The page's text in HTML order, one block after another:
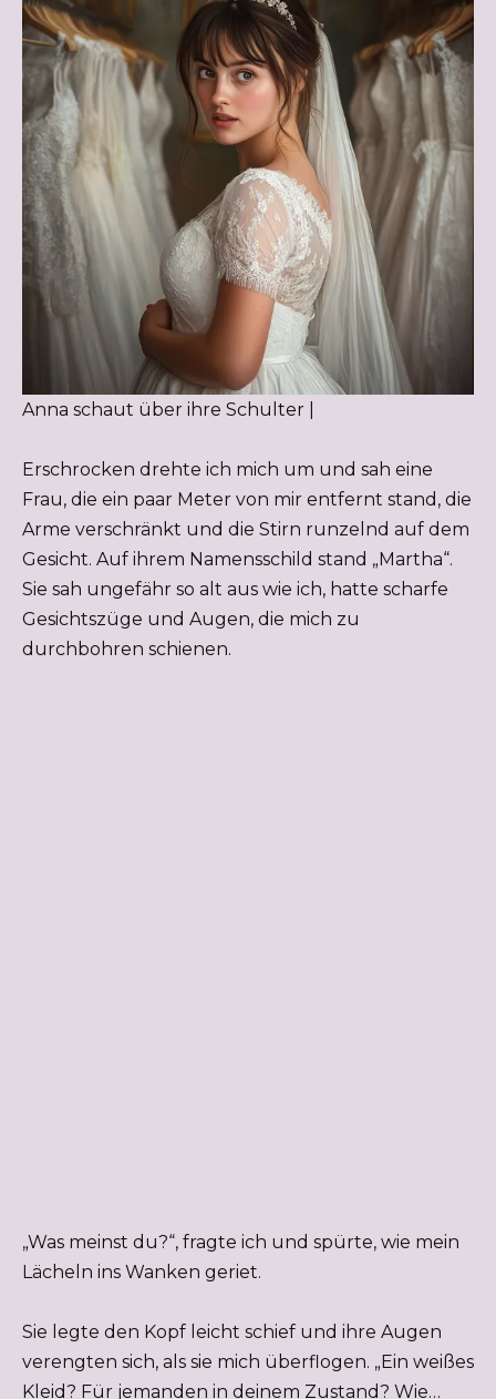
Anna schaut über ihre Schulter |
Erschrocken drehte ich mich um und sah eine
Frau, die ein paar Meter von mir entfernt stand, die
Arme verschränkt und die Stirn runzelnd auf dem
Gesicht. Auf ihrem Namensschild stand „Martha“.
Sie sah ungefähr so alt aus wie ich, hatte scharfe
Gesichtszüge und Augen, die mich zu
durchbohren schienen.
„Was meinst du?“, fragte ich und spürte, wie mein
Lächeln ins Wanken geriet.
Sie legte den Kopf leicht schief und ihre Augen
verengten sich, als sie mich überflogen. „Ein weißes
Kleid? Für jemanden in deinem Zustand? Wie…